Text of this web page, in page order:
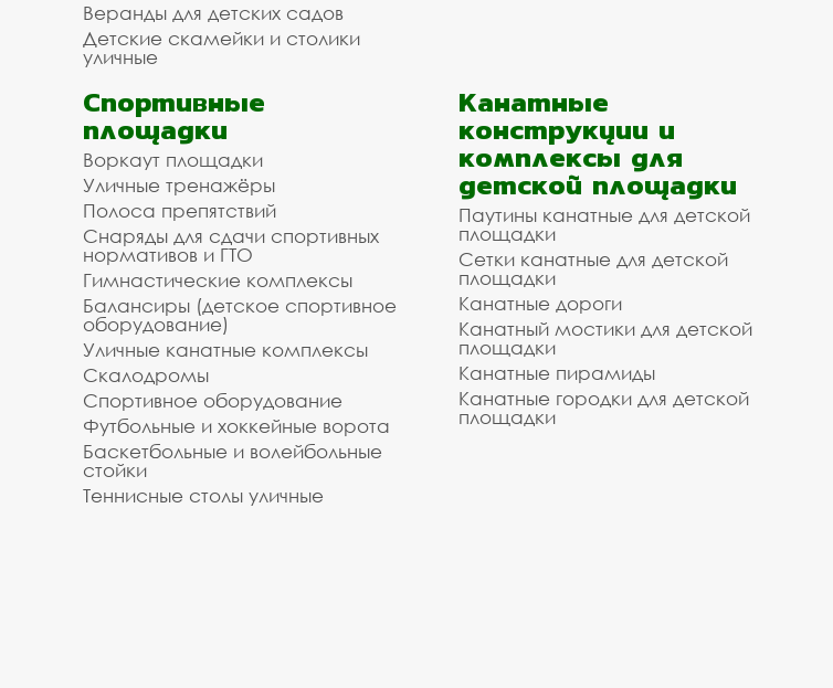
Веранды для детских садов
Детские скамейки и столики
уличные
Спортивные
площадки
Воркаут площадки
Уличные тренажёры
Полоса препятствий
Снаряды для сдачи спортивных
нормативов и ГТО
Гимнастические комплексы
Балансиры (детское спортивное
оборудование)
Уличные канатные комплексы
Скалодромы
Спортивное оборудование
Футбольные и хоккейные ворота
Баскетбольные и волейбольные
стойки
Теннисные столы уличные
Канатные
конструкции и
комплексы для
детской площадки
Паутины канатные для детской
площадки
Сетки канатные для детской
площадки
Канатные дороги
Канатный мостики для детской
площадки
Канатные пирамиды
Канатные городки для детской
площадки